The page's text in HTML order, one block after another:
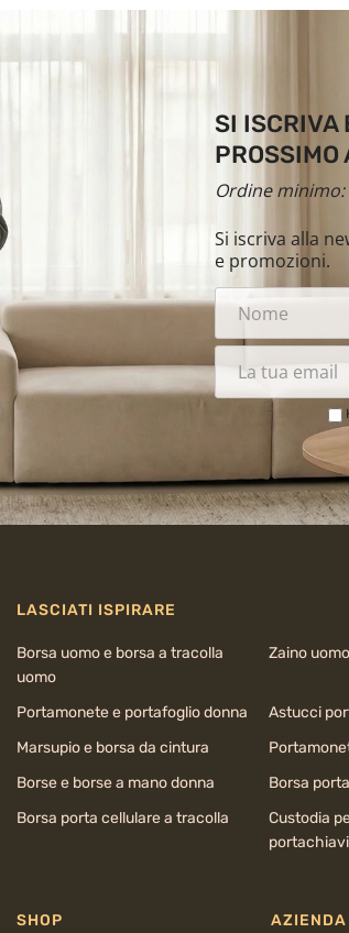
SI ISCRIVA
PROSSIMO
Ordine minimo:
Si iscriva alla
e promozioni.
LASCIATI ISPIRARE
Borsa uomo e borsa a tracolla
uomo
Zaino uomo
Portamonete e portafoglio donna Astucci
Marsupio e borsa da cintura
Borse e borse a mano donna
Borsa
Borsa porta cellulare a tracolla
Custodia
portachiavi
SHOP AZIENDA